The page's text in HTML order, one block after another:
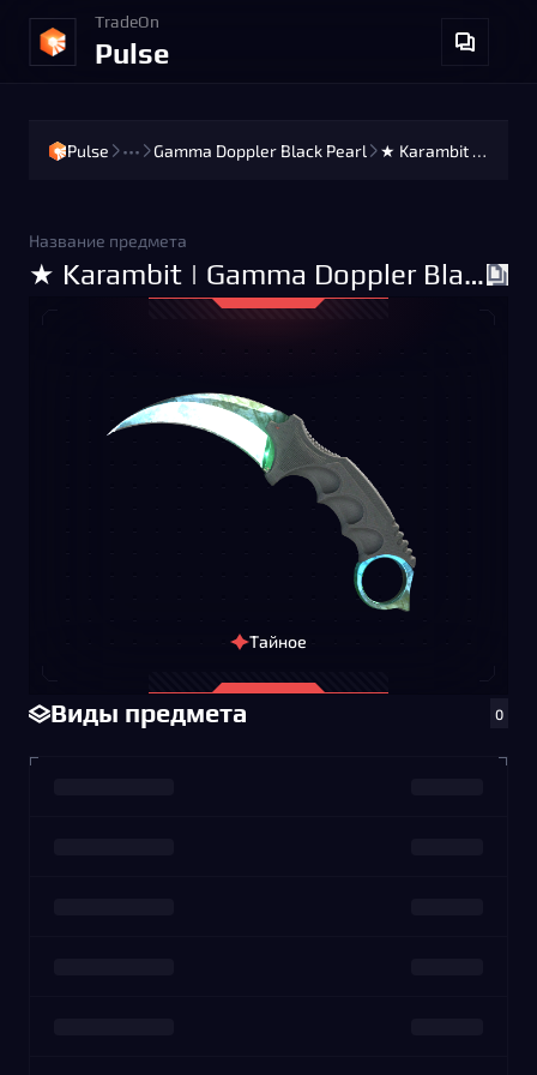
TradeOn
Pulse
Pulse ••• Gamma Doppler Black Pearl ★ Karambit | Gamma Doppler Black Pearl (Factory New)
Тайное
Виды предмета 0
Название предмета
★ Karambit | Gamma Doppler Black Pearl (Factory New)